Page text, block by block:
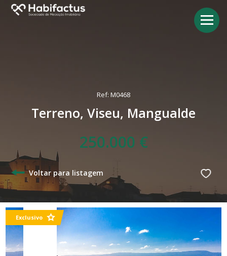
Ref: M0468
Terreno, Viseu, Mangualde
250.000 €
Voltar para listagem
Exclusivo